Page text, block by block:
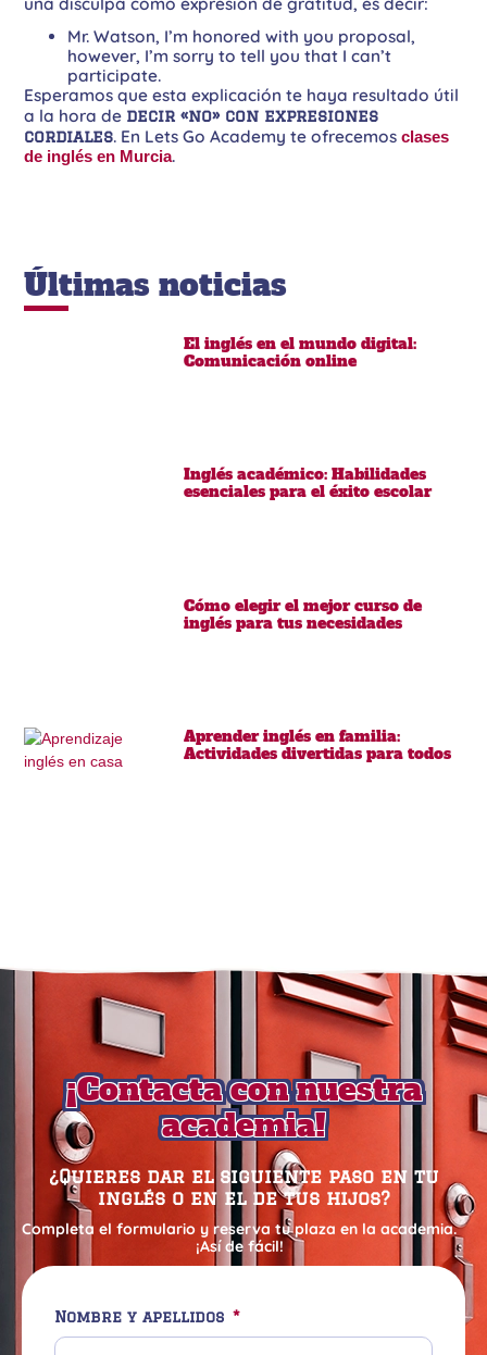
Mr. Watson, I’m honored with you proposal,
however, I’m sorry to tell you that I can’t
participate.
Esperamos que esta explicación te haya resultado útil
a la hora de decir «no» con expresiones
cordiales. En Lets Go Academy te ofrecemosclases
de inglés en Murcia.
Últimas noticias
El inglés en el mundo digital:
Comunicación online
Inglés académico: Habilidades
esenciales para el éxito escolar
Cómo elegir el mejor curso de
inglés para tus necesidades
Aprender inglés en familia:
Actividades divertidas para todos
¡Contacta con nuestra
academia!
¿Quieres dar el siguiente paso en tu
inglés o en el de tus hijos?
Completa el formulario y reserva tu plaza en la academia.
¡Así de fácil!
Nombre y apellidos